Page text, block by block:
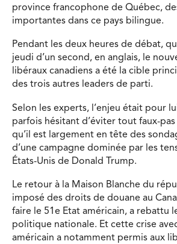
province francophone de Québec,
importantes dans ce pays bilingue.
Pendant les deux heures de débat,
jeudi d’un second, en anglais, le
libéraux canadiens a été la cible
des trois autres leaders de parti.
Selon les experts, l’enjeu était pour
parfois hésitant d’éviter tout faux-
qu’il est largement en tête des
d’une campagne dominée par les
États-Unis de Donald Trump.
Le retour à la Maison Blanche du
imposé des droits de douane au
faire le 51e Etat américain, a rebattu
politique nationale. Et cette crise
américain a notamment permis aux